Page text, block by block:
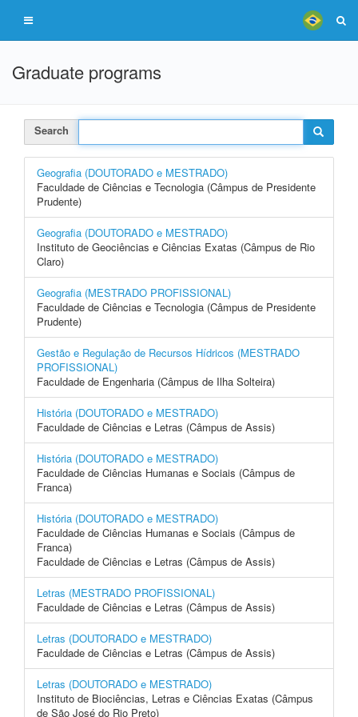
Graduate programs
Search
Geografia (DOUTORADO e MESTRADO)
Faculdade de Ciências e Tecnologia (Câmpus de Presidente
Prudente)
Geografia (DOUTORADO e MESTRADO)
Instituto de Geociências e Ciências Exatas (Câmpus de Rio
Claro)
Geografia (MESTRADO PROFISSIONAL)
Faculdade de Ciências e Tecnologia (Câmpus de Presidente
Prudente)
Gestão e Regulação de Recursos Hídricos (MESTRADO
PROFISSIONAL)
Faculdade de Engenharia (Câmpus de Ilha Solteira)
História (DOUTORADO e MESTRADO)
Faculdade de Ciências e Letras (Câmpus de Assis)
História (DOUTORADO e MESTRADO)
Faculdade de Ciências Humanas e Sociais (Câmpus de
Franca)
História (DOUTORADO e MESTRADO)
Faculdade de Ciências Humanas e Sociais (Câmpus de
Franca)
Faculdade de Ciências e Letras (Câmpus de Assis)
Letras (MESTRADO PROFISSIONAL)
Faculdade de Ciências e Letras (Câmpus de Assis)
Letras (DOUTORADO e MESTRADO)
Faculdade de Ciências e Letras (Câmpus de Assis)
Letras (DOUTORADO e MESTRADO)
Instituto de Biociências, Letras e Ciências Exatas (Câmpus
de São José do Rio Preto)